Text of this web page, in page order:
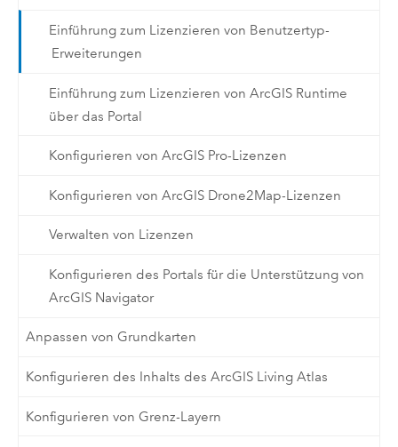
Einführung zum Lizenzieren von Benutzertyp-
Erweiterungen
Einführung zum Lizenzieren von ArcGIS Runtime
über das Portal
Konfigurieren von ArcGIS Pro-Lizenzen
Konfigurieren von ArcGIS Drone2Map-Lizenzen
Verwalten von Lizenzen
Konfigurieren des Portals für die Unterstützung von
ArcGIS Navigator
Anpassen von Grundkarten
Konfigurieren des Inhalts des ArcGIS Living Atlas
Konfigurieren von Grenz-Layern